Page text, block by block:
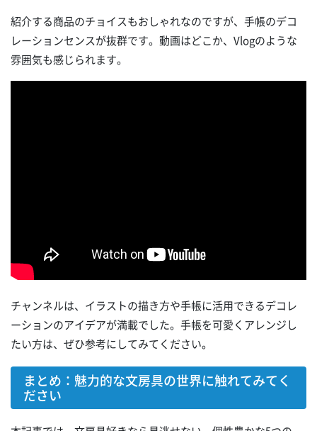
紹介する商品のチョイスもおしゃれなのですが、手帳のデコ
レーションセンスが抜群です。動画はどこか、Vlogのような
雰囲気も感じられます。
チャンネルは、イラストの描き方や手帳に活用できるデコレ
ーションのアイデアが満載でした。手帳を可愛くアレンジし
たい方は、ぜひ参考にしてみてください。
まとめ：魅力的な文房具の世界に触れてみてく
ださい